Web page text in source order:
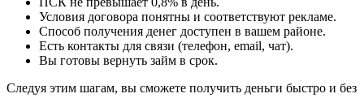
Условия договора понятны и соответствуют рекламе.
Способ получения денег доступен в вашем районе.
Есть контакты для связи (телефон, email, чат).
Вы готовы вернуть займ в срок.
Следуя этим шагам, вы сможете получить деньги быстро и без